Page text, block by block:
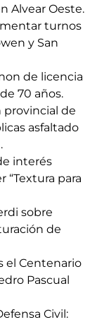
Alvear Oeste.
turnos
y San
de licencia
70 años.
provincial de
asfaltado
interés
“Textura para
sobre
de
el Centenario
Pascual
Civil: